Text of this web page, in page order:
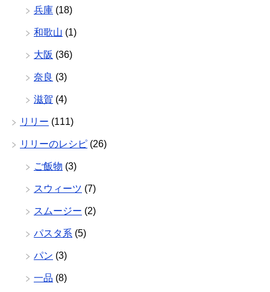
兵庫 (18)
和歌山 (1)
大阪 (36)
奈良 (3)
滋賀 (4)
リリー (111)
リリーのレシピ (26)
ご飯物 (3)
スウィーツ (7)
スムージー (2)
パスタ系 (5)
パン (3)
一品 (8)